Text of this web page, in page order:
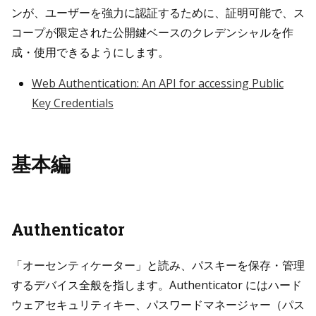
ンが、ユーザーを強力に認証するために、証明可能で、ス
コープが限定された公開鍵ベースのクレデンシャルを作
成・使用できるようにします。
Web Authentication: An API for accessing Public
Key Credentials
基本編
Authenticator
「オーセンティケーター」と読み、パスキーを保存・管理
するデバイス全般を指します。Authenticator にはハード
ウェアセキュリティキー、パスワードマネージャー（パス